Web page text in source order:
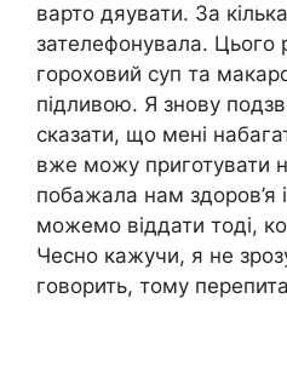
варто дяувати. За
зателефонувала. Цього
гороховий суп та
підливою. Я знову
сказати, що мені
вже можу приготувати
побажала нам здоров’я
можемо віддати тоді,
Чесно кажучи, я не
говорить, тому